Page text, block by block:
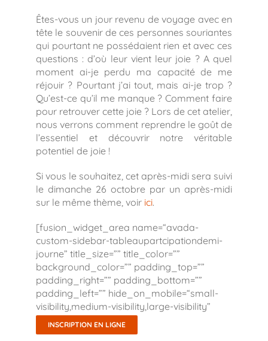
Êtes-vous un jour revenu de voyage avec en
tête le souvenir de ces personnes souriantes
qui pourtant ne possédaient rien et avec ces
questions : d’où leur vient leur joie ? A quel
moment ai-je perdu ma capacité de me
réjouir ? Pourtant j’ai tout, mais ai-je trop ?
Qu’est-ce qu’il me manque ? Comment faire
pour retrouver cette joie ? Lors de cet atelier,
nous verrons comment reprendre le goût de
l’essentiel et découvrir notre véritable
potentiel de joie !
Si vous le souhaitez, cet après-midi sera suivi
le dimanche 26 octobre par un après-midi
sur le même thème, voir ici.
[fusion_widget_area name=“avada-
custom-sidebar-tableaupartcipationdemi-
journe” title_size=”” title_color=””
background_color=”” padding_top=””
padding_right=”” padding_bottom=””
padding_left=”” hide_on_mobile=“small-
visibility,medium-visibility,large-visibility”
class=”” id=”” /]
INSCRIPTION EN LIGNE